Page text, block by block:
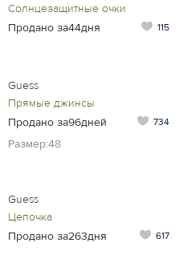
Солнцезащитные очки
Продано за44дня
115
Guess
Прямые джинсы
Продано за96дней
734
Размер:48
Guess
Цепочка
Продано за263дня
617